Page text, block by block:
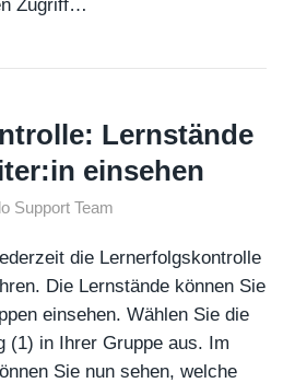
Zugriff…
Lernstände
einsehen
Support Team
die Lernerfolgskontrolle
Die Lernstände können Sie
einsehen. Wählen Sie die
(1) in Ihrer Gruppe aus. Im
Sie nun sehen, welche